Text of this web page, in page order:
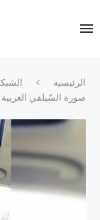
الرئيسية
صورة السّيلفي